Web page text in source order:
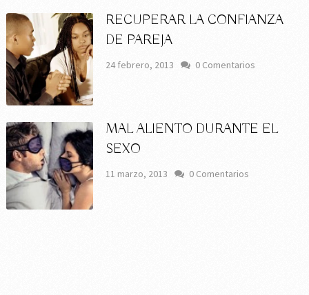
RECUPERAR LA CONFIANZA
DE PAREJA
24 febrero, 2013 0 Comentarios
MAL ALIENTO DURANTE EL
SEXO
11 marzo, 2013 0 Comentarios